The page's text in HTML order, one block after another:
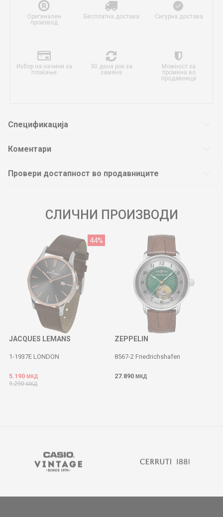
Оригинален
производ
Бесплатна достава Сигурна достава
Избор на начини за
плаќање
30 дена рок за
замена
Можност за
промена во
продавница
Спецификација
Коментари
Провери достапност во продавниците
СЛИЧНИ ПРОИЗВОДИ
44%
JACQUES LEMANS
1-1937E LONDON
5.190 МКД
9.290МКД
ZEPPELIN
8567-2 Friedrichshafen
27.890 МКД